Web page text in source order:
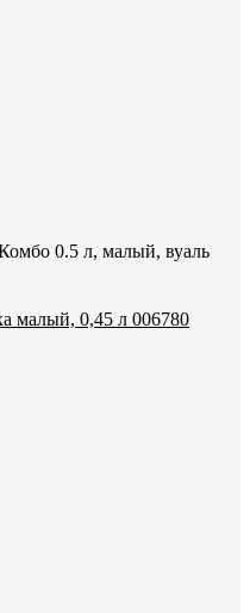
0.5 л, малый, вуаль